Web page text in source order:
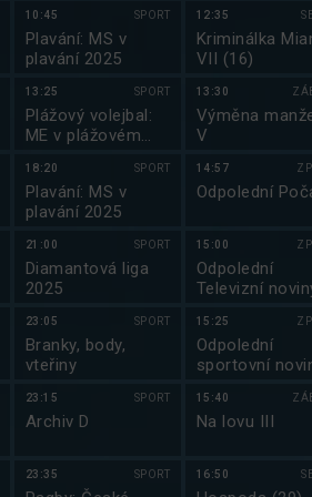
Německo
10:45 SPORT
Plavání: MS v
plavání 2025
13:25 SPORT
Plážový volejbal:
ME v plážovém
Německo
18:20 SPORT
Plavání: MS v
plavání 2025
21:00 SPORT
Diamantová liga
2025
23:05 SPORT
Branky, body,
vteřiny
23:15 SPORT
Archiv D
23:35 SPORT
12:35
Kriminálka
VII (16)
13:30
Výměna
V
14:57
Odpolední
15:00
Odpolední
Televizní
15:25
Odpolední
sportovní
15:40
Na lovu III
16:50